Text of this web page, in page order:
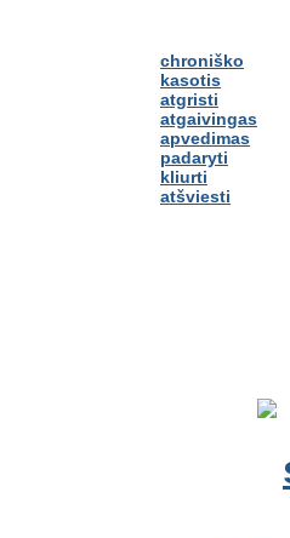
chroniško
kasotis
atgristi
atgaivingas
apvedimas
padaryti
kliurti
atšviesti